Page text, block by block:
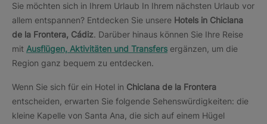
Sie möchten sich in Ihrem Urlaub In Ihrem nächsten Urlaub vor
allem entspannen? Entdecken Sie unsere Hotels in Chiclana
de la Frontera, Cádiz. Darüber hinaus können Sie Ihre Reise
mit Ausflügen, Aktivitäten und Transfers ergänzen, um die
Region ganz bequem zu entdecken.
Wenn Sie sich für ein Hotel in Chiclana de la Frontera
entscheiden, erwarten Sie folgende Sehenswürdigkeiten: die
kleine Kapelle von Santa Ana, die sich auf einem Hügel